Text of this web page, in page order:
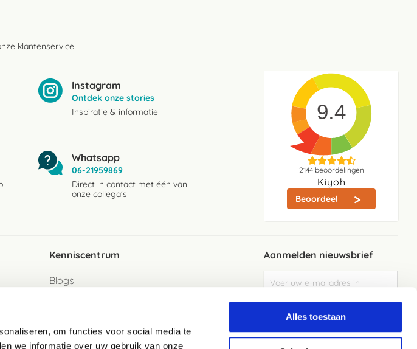
om functies voor social media te
we informatie over uw gebruik van onze
Alles toestaan
klantenservice
Instagram
Ontdek onze stories
Inspiratie & informatie
Whatsapp
06-21959869
Direct in contact met één van
onze collega's
9.4
2144beoordelingen
Kiyoh
Beoordeel
Kenniscentrum
Blogs
Aanmelden nieuwsbrief
u
op
Elke week de beste acties en het laaste